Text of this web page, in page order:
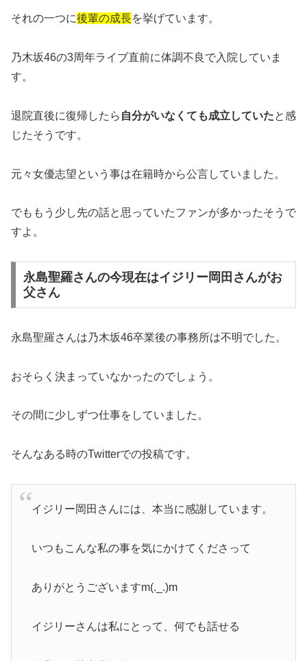
それの一つに後輩の成長を挙げています。
乃木坂46の3周年ライブ直前に体調不良で入院していま
す。
退院直後に復帰したら 自分がいなくても成立していたと感
じたそうです。
元々女優志望という事は在籍時から公言していました。
でももう少し先の話と思っていたファンが多かったそうで
すよ。
永島聖羅さんの今現在はイジリー岡田さんがお
父さん
永島聖羅さんは乃木坂46卒業後の事務所は不明でした。
おそらく決まっていなかったのでしょう。
その間に少しずつ仕事をしていました。
そんなある時のTwitterでの投稿です。
イジリー岡田さんには、本当に感謝しています。
いつもこんな私の事を気にかけてくださって
ありがとうございますm(._.)m
イジリーさんは私にとって、何でも話せる